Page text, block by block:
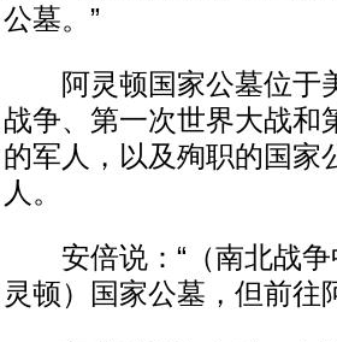
公墓。”
阿灵顿国家公墓位于
战争、第一次世界大战和
的军人，以及殉职的国家
人。
安倍说：“（南北战争
灵顿）国家公墓，但前往